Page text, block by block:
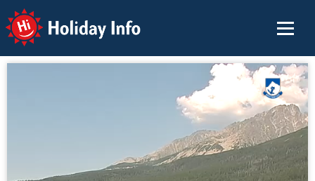
Holiday Info